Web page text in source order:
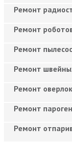
Ремонт
Ремонт
Ремонт
Ремонт
Ремонт
Ремонт
Ремонт